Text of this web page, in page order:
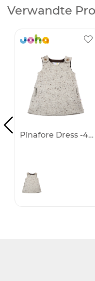
Verwandte
Pinafore Dress -40%